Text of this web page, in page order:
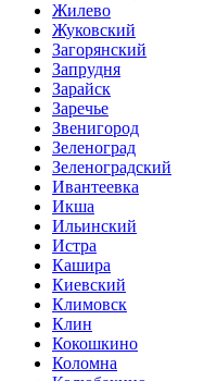
Жилево
Жуковский
Загорянский
Запрудня
Зарайск
Заречье
Звенигород
Зеленоград
Зеленоградский
Ивантеевка
Икша
Ильинский
Истра
Кашира
Киевский
Климовск
Клин
Кокошкино
Коломна